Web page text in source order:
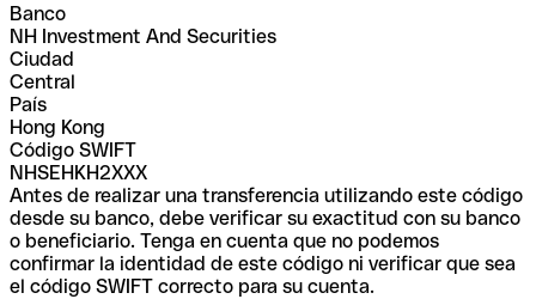
Banco
NH Investment And Securities
Ciudad
Central
País
Hong Kong
Código SWIFT
NHSEHKH2XXX
Antes de realizar una transferencia utilizando este código
desde su banco, debe verificar su exactitud con su banco
o beneficiario. Tenga en cuenta que no podemos
confirmar la identidad de este código ni verificar que sea
el código SWIFT correcto para su cuenta.